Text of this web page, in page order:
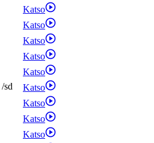
Katso
Katso
Katso
Katso
Katso
/sd
Katso
Katso
Katso
Katso